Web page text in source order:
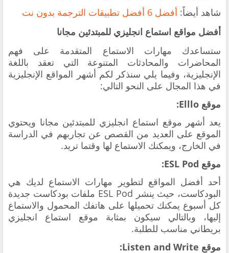
شاهد أيضاً: أفضل 6 أفضل تطبيقات الترجمة بدون نت
أفضل مواقع استماع انجليزي للمبتدئين مجانا
ستساعدك مهارات الاستماع المتقدمة على فهم
المحاضرات والمحادثات المتنوعة التي تعقد باللغة
الإنجليزية، وفيما يلي سنذكر لكم أشهر المواقع الإنجليزية
في هذا المجال على النحو التالي:
موقع Elllo:
يعد أشهر موقع استماع انجليزي للمبتدئين مجانا ويحتوي
الموقع على العديد من القصص عن تجاربهم في الدراسة
في الخارج، ويمكنك الاستماع لها وقتما تريد.
موقع ESL Pod:
أحد أفضل المواقع لتطوير مهارات الاستماع لديك هي
البودكاست، حيث ينشر ESL Pod ملفات بودكاست جديدة
كل أسبوع يمكنك تحميلها على هاتفك المحمول والاستماع
إليها، وبالتالي سيكون بمثابة موقع استماع انجليزي
بريطاني مناسب للطلبة.
موقع Listen and Write: